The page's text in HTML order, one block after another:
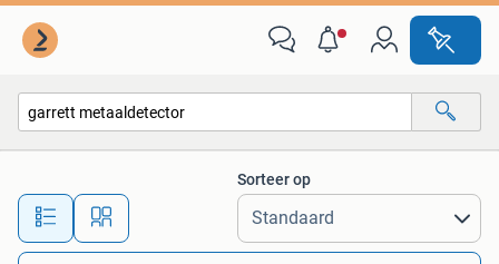
Alle afstanden…
Sorteer op